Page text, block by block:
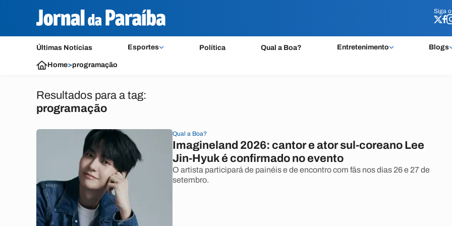
Siga o
Últimas Notícias Esportes Política Qual a Boa? Entretenimento Blogs
Siga o
Home>programação
Resultados para a tag:
programação
Qual a Boa?
Imagineland 2026: cantor e ator sul-coreano Lee
Jin-Hyuk é confirmado no evento
O artista participará de painéis e de encontro com fãs nos dias 26 e 27 de
setembro.